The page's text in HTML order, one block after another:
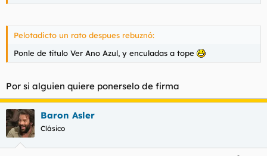
Pelotadicto un rato despues rebuznó:
Ponle de título Ver Ano Azul, y enculadas a tope
Por si alguien quiere ponerselo de firma
Baron Asler
Clásico